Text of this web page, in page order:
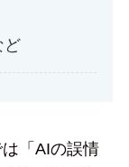
ど
「AIの誤情